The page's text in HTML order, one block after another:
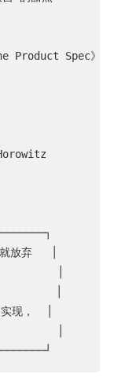
Product Spec》
放弃   │
│
现，  │
│